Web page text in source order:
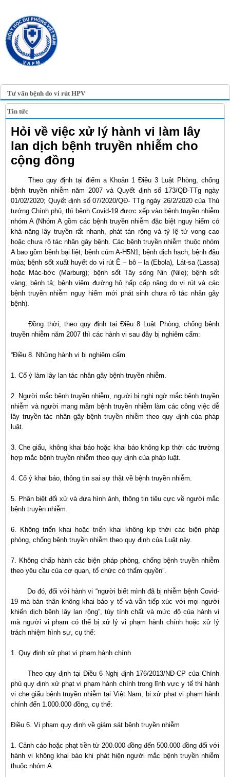
Tư vấn bệnh do vi rút HPV
Tin tức
Hỏi về việc xử lý hành vi làm lây
lan dịch bệnh truyền nhiễm cho
cộng đồng
Theo quy định tại điểm a Khoản 1 Điều 3 Luật Phòng, chống
bệnh truyền nhiễm năm 2007 và Quyết định số 173/QĐ-TTg ngày
01/02/2020; Quyết định số 07/2020/QĐ- TTg ngày 26/2/2020 của Thủ
tướng Chính phủ, thì bệnh Covid-19 được xếp vào bệnh truyền nhiễm
nhóm A (Nhóm A gồm các bệnh truyền nhiễm đặc biệt nguy hiểm có
khả năng lây truyền rất nhanh, phát tán rộng và tỷ lệ tử vong cao
hoặc chưa rõ tác nhân gây bệnh. Các bệnh truyền nhiễm thuộc nhóm
A bao gồm bệnh bại liệt; bệnh cúm A-H5N1; bệnh dịch hạch; bệnh đậu
mùa; bệnh sốt xuất huyết do vi rút Ê – bô – la (Ebola), Lát-sa (Lassa)
hoặc Mác-bớc (Marburg); bệnh sốt Tây sông Nin (Nile); bệnh sốt
vàng; bệnh tả; bệnh viêm đường hô hấp cấp nặng do vi rút và các
bệnh truyền nhiễm nguy hiểm mới phát sinh chưa rõ tác nhân gây
bệnh).
Đồng thời, theo quy định tại Điều 8 Luật Phòng, chống bệnh
truyền nhiễm năm 2007 thì các hành vi sau đây bị nghiêm cấm:
“Điều 8. Những hành vi bị nghiêm cấm
1. Cố ý làm lây lan tác nhân gây bệnh truyền nhiễm.
2. Người mắc bệnh truyền nhiễm, người bị nghi ngờ mắc bệnh truyền
nhiễm và người mang mầm bệnh truyền nhiễm làm các công việc dễ
lây truyền tác nhân gây bệnh truyền nhiễm theo quy định của pháp
luật.
3. Che giấu, không khai báo hoặc khai báo không kịp thời các trường
hợp mắc bệnh truyền nhiễm theo quy định của pháp luật.
4. Cố ý khai báo, thông tin sai sự thật về bệnh truyền nhiễm.
5. Phân biệt đối xử và đưa hình ảnh, thông tin tiêu cực về người mắc
bệnh truyền nhiễm.
6. Không triển khai hoặc triển khai không kịp thời các biện pháp
phòng, chống bệnh truyền nhiễm theo quy định của Luật này.
7. Không chấp hành các biện pháp phòng, chống bệnh truyền nhiễm
theo yêu cầu của cơ quan, tổ chức có thẩm quyền”.
Do đó, đối với hành vi “người biết mình đã bị nhiễm bệnh Covid-
19 mà bản thân không khai báo y tế và vẫn tiếp xúc với mọi người
khiến dịch bệnh lây lan rộng”, tùy tính chất và mức độ của hành vi
mà người vi phạm có thể bị xử lý vi phạm hành chính hoặc xử lý
trách nhiệm hình sự, cụ thể:
1. Quy định xử phạt vi phạm hành chính
Theo quy định tại Điều 6 Nghị định 176/2013/NĐ-CP của Chính
phủ quy định xử phạt vi phạm hành chính trong lĩnh vực y tế thì hành
vi che giấu bệnh truyền nhiễm tại Việt Nam, bị xử phạt vi phạm hành
chính đến 1.000.000 đồng, cụ thể:
Điều 6. Vi phạm quy định về giám sát bệnh truyền nhiễm
1. Cảnh cáo hoặc phạt tiền từ 200.000 đồng đến 500.000 đồng đối với
hành vi không khai báo khi phát hiện người mắc bệnh truyền nhiễm
thuộc nhóm A.